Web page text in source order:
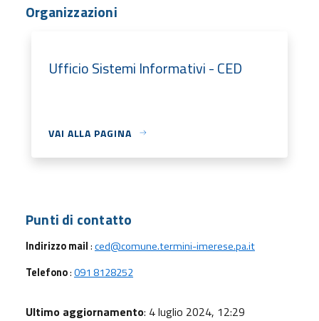
Organizzazioni
Ufficio Sistemi Informativi - CED
VAI ALLA PAGINA
Punti di contatto
Indirizzo mail:ced@comune.termini-imerese.pa.it
Telefono:091 8128252
Ultimo aggiornamento: 4 luglio 2024, 12:29